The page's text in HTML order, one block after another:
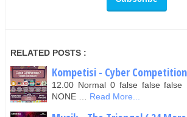
RELATED POSTS :
Kompetisi - Cyber
12.00 Normal 0 false false false
NONE …
Read More...